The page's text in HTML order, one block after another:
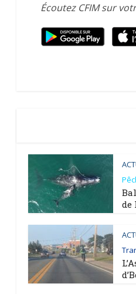
Écoutez CFIM sur
de